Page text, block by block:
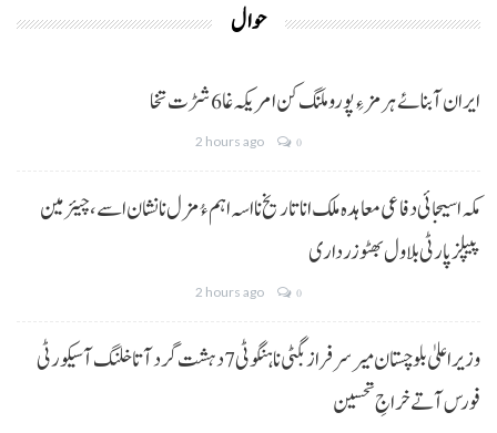
حوال
ایران آبنائے ہرمز ءِ پورو ملنگ کن امریکہ غا 6 شڑت تخا
2 hours ago 0
مکہ اسیجائی دفاعی معاہدہ ملک انا تاریخ نا اسہ اہم ءُ مزل نا نشان اسے، چیئرمین
پیپلز پارٹی بلاول بھٹو زرداری
2 hours ago 0
وزیراعلیٰ بلوچستان میر سرفراز بگٹی نا ہنگو ٹی 7 دہشت گرد آتا خلنگ آ سیکورٹی
فورس آتے خراجِ تحسین